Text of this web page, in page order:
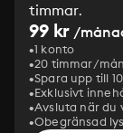
timmar.
99 kr /
1 konto
20 timmar/
Spara upp till
Exklusivt
Avsluta när du
Obegränsad